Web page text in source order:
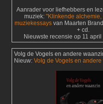
Aanrader voor liefhebbers en
muziek: "Klinkende
muziekessaysvan Maarten
+ cd.
Nieuwste recensie op 11
Volg de Vogels en andere
Nieuw:Volg de Vogels en